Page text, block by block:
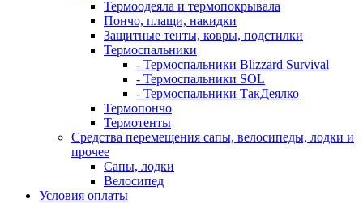
Термоодеяла и термопокрывала
Пончо, плащи, накидки
Защитные тенты, ковры, подстилки
Термоспальники
- Термоспальники Blizzard Survival
- Термоспальники SOL
- Термоспальники ТакДеялко
Термопончо
Термотенты
Средства перемещения сапы, велосипеды, лодки и
прочее
Сапы, лодки
Велосипед
Условия оплаты